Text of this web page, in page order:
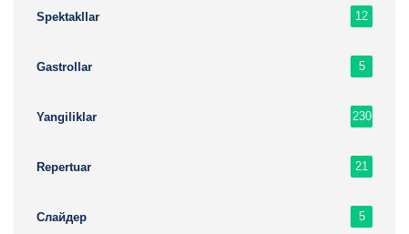
Spektakllar 12
Gastrollar 5
Yangiliklar 230
Repertuar 21
Слайдер 5